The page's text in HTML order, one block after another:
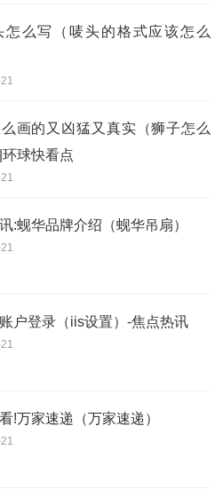
怎么写（唛头的格式应该怎么
画的又凶猛又真实（狮子怎么
球快看点
:蚬华品牌介绍（蚬华吊扇）
户登录（iis设置）-焦点热讯
!万家速递（万家速递）